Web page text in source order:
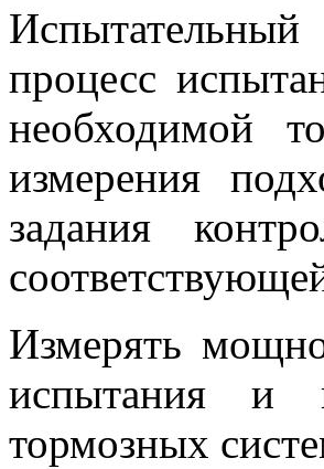
процесс
необходимой
измерения
задания
Измерять
испытания и
тормозных